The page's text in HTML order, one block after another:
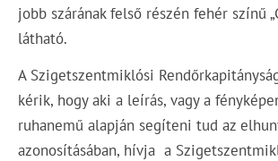
jobb szárának felső részén fehér színű
látható.
A Szigetszentmiklósi
kérik, hogy aki a leírás, vagy a
ruhanemű alapján segíteni tud az
azonosításában, hívja a